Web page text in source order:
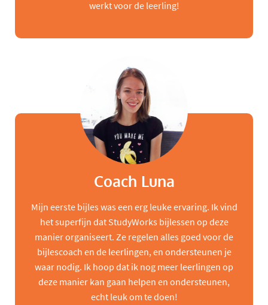
werkt voor de leerling!
Coach Luna
Mijn eerste bijles was een erg leuke ervaring. Ik vind
het superfijn dat StudyWorks bijlessen op deze
manier organiseert. Ze regelen alles goed voor de
bijlescoach en de leerlingen, en ondersteunen je
waar nodig. Ik hoop dat ik nog meer leerlingen op
deze manier kan gaan helpen en ondersteunen,
echt leuk om te doen!